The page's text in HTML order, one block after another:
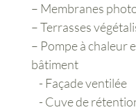
– Membranes
– Terrasses
– Pompe à chaleur
bâtiment
- Façade ventilée
- Cuve de